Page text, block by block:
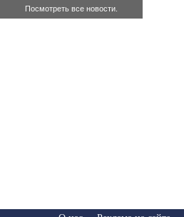
Посмотреть все новости.